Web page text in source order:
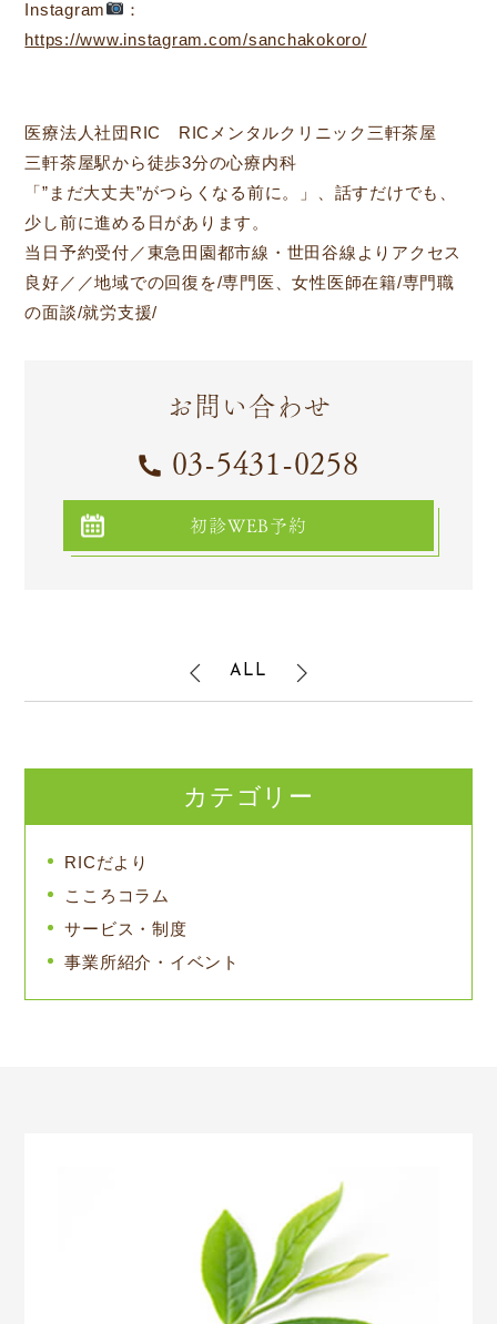
Instagram
：
https://www.instagram.com/sanchakokoro/
医療法人社団RIC RICメンタルクリニック三軒茶屋
三軒茶屋駅から徒歩3分の心療内科
「”まだ大丈夫”がつらくなる前に。」、話すだけでも、
少し前に進める日があります。
当日予約受付／東急田園都市線・世田谷線よりアクセス
良好／／地域での回復を/専門医、女性医師在籍/専門職
の面談/就労支援/
お問い合わせ
03-5431-0258
初診WEB予約
ALL
カテゴリー
RICだより
こころコラム
サービス・制度
事業所紹介・イベント